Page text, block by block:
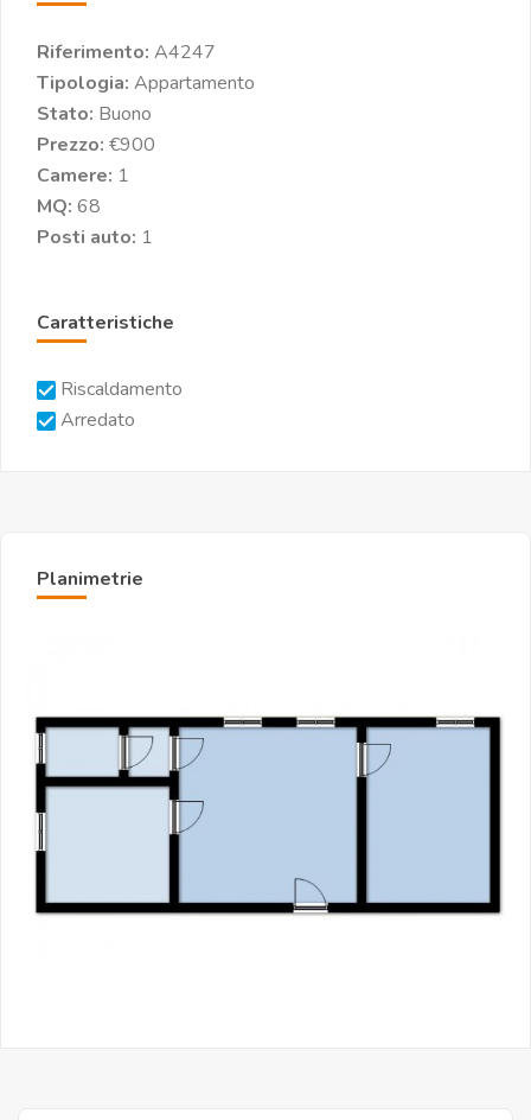
Riferimento: A4247
Tipologia: Appartamento
Stato: Buono
Prezzo: €900
Camere: 1
MQ: 68
Posti auto: 1
Caratteristiche
Riscaldamento
Arredato
Planimetrie